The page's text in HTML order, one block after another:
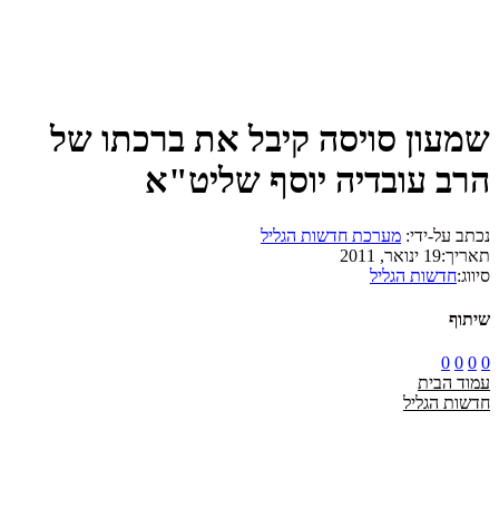
שמעון סויסה קיבל את ברכתו של
הרב עובדיה יוסף שליט"א
נכתב על-ידי: מערכת חדשות הגליל
תאריך:19 ינואר, 2011
סיווג:חדשות הגליל
שיתוף
0
0
0
0
עמוד הבית
חדשות הגליל